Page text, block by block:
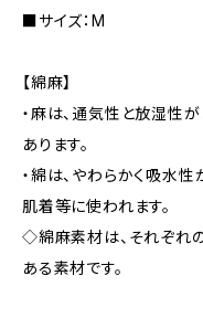
■サイズ：M
【綿麻】
・麻は、通気性と放湿性
あります。
・綿は、やわらかく吸水
肌着等に使われます。
◇綿麻素材は、それぞれ
ある素材です。